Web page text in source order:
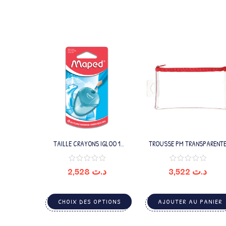
TAILLE CRAYONS IGLOO 1
TROUS
د.ت
CHOIX DES OPTIONS
TROUSSE PM TRANSPARENTE
VIDE
د.ت
AJOUTER AU PANIER